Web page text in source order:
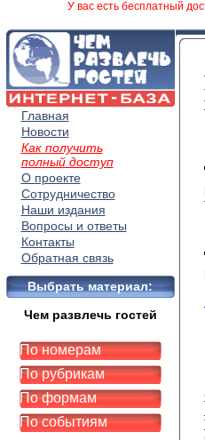
У вас есть бесплатный
Главная
Новости
Как получить
полный доступ
О проекте
Сотрудничество
Наши издания
Вопросы и ответы
Контакты
Обратная связь
Выбрать материал:
Чем развлечь гостей
По номерам
По рубрикам
По формам
По событиям